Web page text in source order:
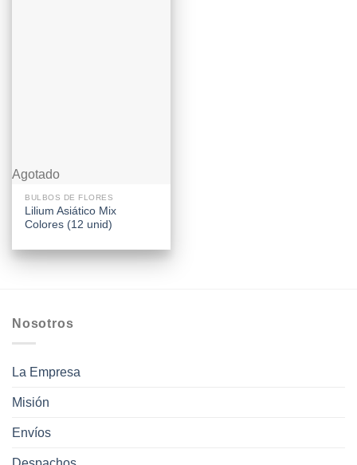
Agotado
BULBOS DE FLORES
Lilium Asiático Mix
Colores (12 unid)
Nosotros
La Empresa
Misión
Envíos